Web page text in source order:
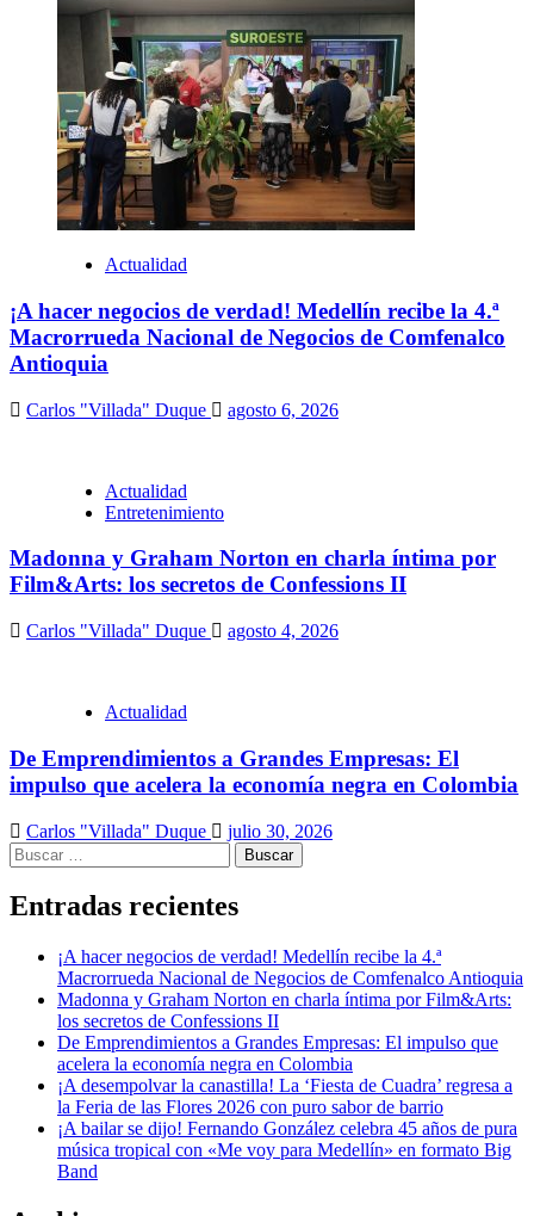
Actualidad
¡A hacer negocios de verdad! Medellín recibe la 4.ª
Macrorrueda Nacional de Negocios de Comfenalco
Antioquia
Carlos "Villada" Duque agosto 6, 2026
Actualidad
Entretenimiento
Madonna y Graham Norton en charla íntima por
Film&Arts: los secretos de Confessions II
Carlos "Villada" Duque agosto 4, 2026
Actualidad
De Emprendimientos a Grandes Empresas: El
impulso que acelera la economía negra en Colombia
Carlos "Villada" Duque
julio 30, 2026
Buscar:
Entradas recientes
¡A hacer negocios de verdad! Medellín recibe la 4.ª
Macrorrueda Nacional de Negocios de Comfenalco Antioquia
Madonna y Graham Norton en charla íntima por Film&Arts:
los secretos de Confessions II
De Emprendimientos a Grandes Empresas: El impulso que
acelera la economía negra en Colombia
¡A desempolvar la canastilla! La ‘Fiesta de Cuadra’ regresa a
la Feria de las Flores 2026 con puro sabor de barrio
¡A bailar se dijo! Fernando González celebra 45 años de pura
música tropical con «Me voy para Medellín» en formato Big
Band